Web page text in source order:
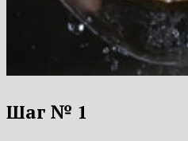
Шаг № 1